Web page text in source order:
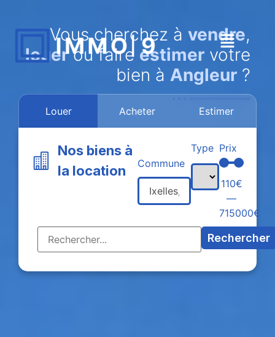
Vous cherchez à vendre,
louerou faire estimer votre
bien à Angleur ?
Louer Acheter Estimer
Nos biens à
la location
Prix
110€
—
715000€
Type
Commune
Rechercher